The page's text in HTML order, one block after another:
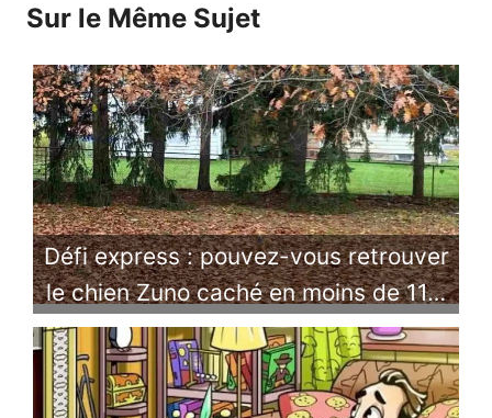
Sur le Même Sujet
Défi express : pouvez-vous retrouver
le chien Zuno caché en moins de 11…